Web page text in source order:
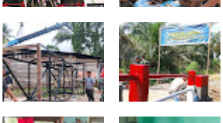
TNI dan Warga Tuntaskan
Jembatan Garuda, Akses
Ekonomi Kian Terbuka
Warung Kopi Jadi Ruang
Komsos, Babinsa Ajak Warga
Jaga Keamanan Lingkungan